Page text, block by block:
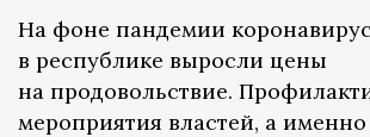
На фоне пандемии
в республике выросли цены
на продовольствие.
мероприятия властей, а